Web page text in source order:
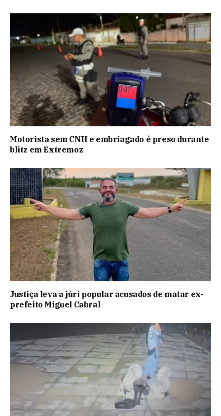
Motorista sem CNH e embriagado é preso durante
blitz em Extremoz
Justiça leva a júri popular acusados de matar ex-
prefeito Miguel Cabral